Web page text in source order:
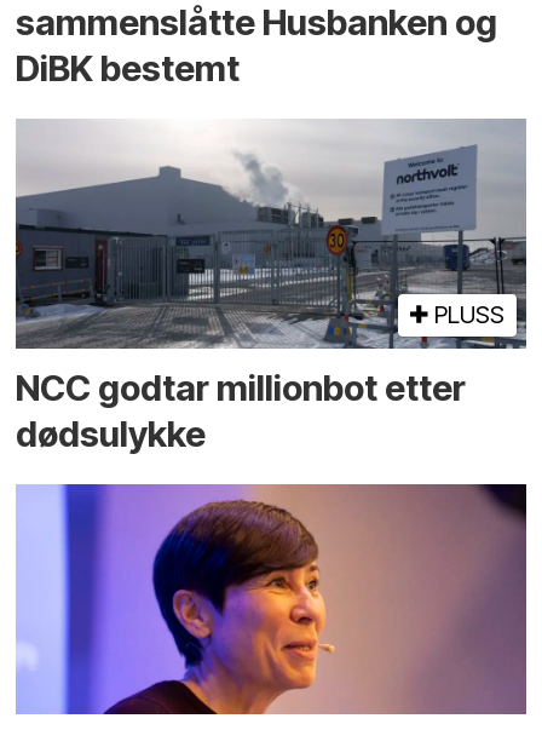
sammenslåtte Husbanken og
DiBK bestemt
PLUSS
NCC godtar millionbot etter
dødsulykke